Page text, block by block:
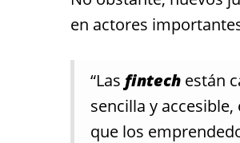
en actores
“Las fintech están
sencilla y
que los